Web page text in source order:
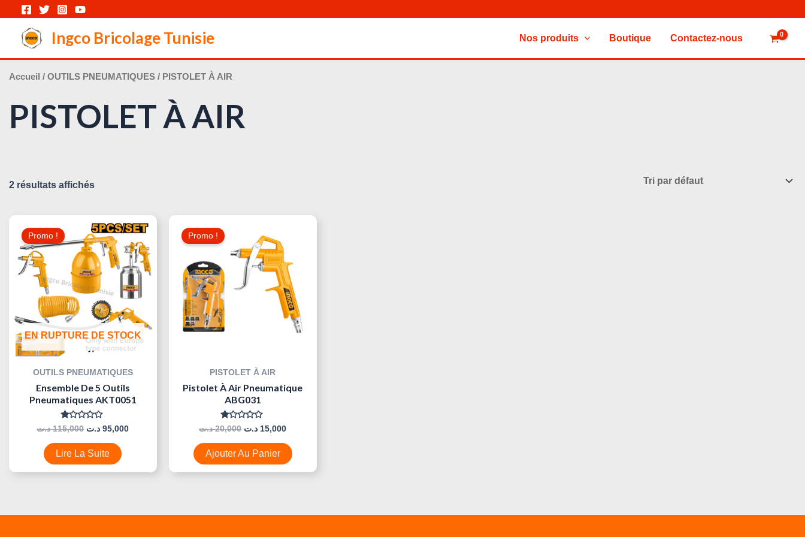
contenu
Ingco Bricolage Tunisie Nos produits Boutique Contactez-nous
Accueil / OUTILS PNEUMATIQUES / PISTOLET À AIR
PISTOLET À AIR
2 résultats affichés
EN RUPTURE DE STOCK
Promo !
OUTILS PNEUMATIQUES
Ensemble De 5 Outils
Pneumatiques AKT0051
Note
0
Sur
5
115,000 د.ت
Prix
Initial
Était :
115,000 د.ت.
95,000 د.ت
Prix
Actuel
Est :
Lire La Suite
Promo !
PISTOLET À AIR
Pistolet À Air Pneumatique
ABG031
Note
0
Sur
5
20,000 د.ت
Initial
Était :
20,000 د.ت.
15,000 د.ت
Ajouter Au Panier